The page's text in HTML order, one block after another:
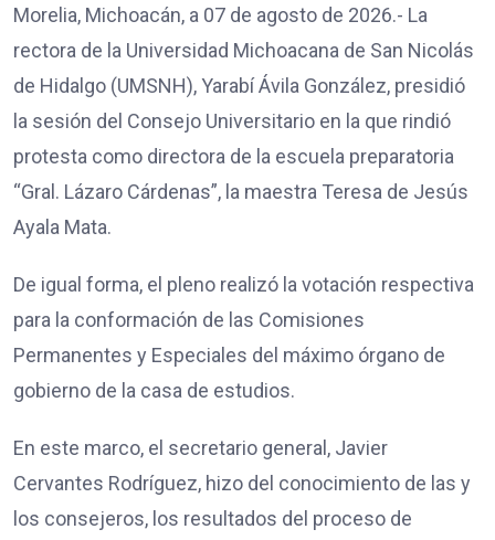
Morelia, Michoacán, a 07 de agosto de 2026.- La
rectora de la Universidad Michoacana de San Nicolás
de Hidalgo (UMSNH), Yarabí Ávila González, presidió
la sesión del Consejo Universitario en la que rindió
protesta como directora de la escuela preparatoria
“Gral. Lázaro Cárdenas”, la maestra Teresa de Jesús
Ayala Mata.
De igual forma, el pleno realizó la votación respectiva
para la conformación de las Comisiones
Permanentes y Especiales del máximo órgano de
gobierno de la casa de estudios.
En este marco, el secretario general, Javier
Cervantes Rodríguez, hizo del conocimiento de las y
los consejeros, los resultados del proceso de